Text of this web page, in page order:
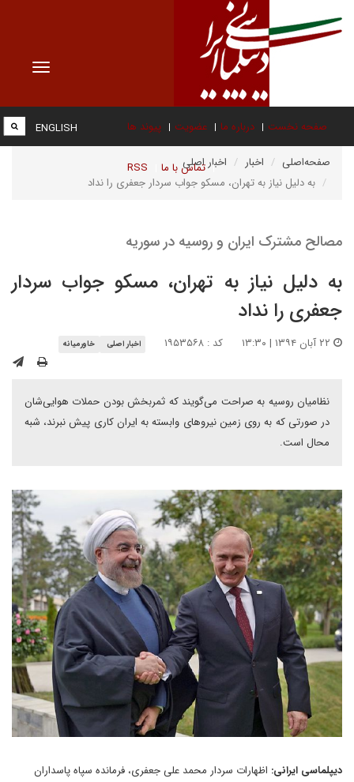
Toggle
صفحه نخست درباره ما عضویت پیوند ها
تماس با ما RSS
ENGLISH
صفحه‌اصلی اخبار
اخبار اصلی
به دلیل نیاز به تهران، مسکو جواب سردار جعفری را نداد
مصالح مشترک ایران و روسیه در سوریه
به دلیل نیاز به تهران، مسکو جواب سردار
جعفری را نداد
کد : ۱۹۵۳۵۶۸ اخبار اصلی خاورمیانه
نظامیان روسیه به صراحت می‌گویند که ثمربخش بودن حملات هوایی‌شان
در صورتی که به روی زمین نیروهای وابسته به ایران کاری پیش نبرند، شبه
محال است.
دیپلماسی ایرانی: اظهارات سردار محمد علی جعفری، فرمانده سپاه پاسداران